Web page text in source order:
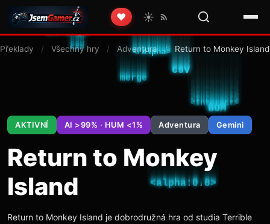
❤️ ☀️
Překlady / Všechny hry / Adventura / Return to Monkey Island
AKTIVNÍ AI >99% · HUM <1% Adventura Gemini
Return to Monkey
Island
Return to Monkey Island je dobrodružná hra od studia Terrible